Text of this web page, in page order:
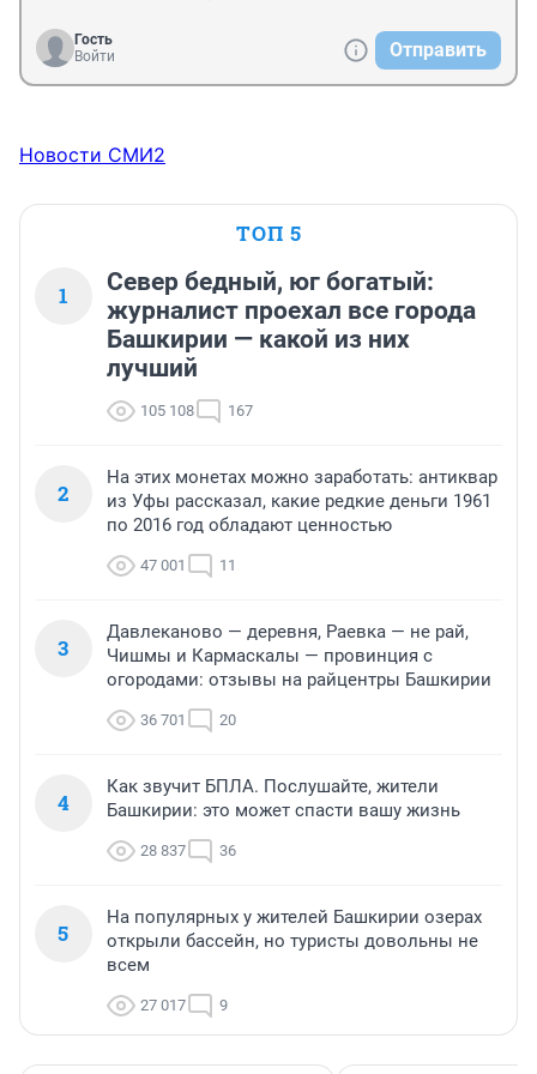
Гость
Войти
Отправить
Новости СМИ2
ТОП 5
1
Север бедный, юг богатый:
журналист проехал все города
Башкирии — какой из них
лучший
105 108 167
2
На этих монетах можно заработать: антиквар
из Уфы рассказал, какие редкие деньги 1961
по 2016 год обладают ценностью
47 001 11
3
Давлеканово — деревня, Раевка — не рай,
Чишмы и Кармаскалы — провинция с
огородами: отзывы на райцентры Башкирии
36 701 20
4
Как звучит БПЛА. Послушайте, жители
Башкирии: это может спасти вашу жизнь
28 837 36
5
На популярных у жителей Башкирии озерах
открыли бассейн, но туристы довольны не
всем
27 017 9